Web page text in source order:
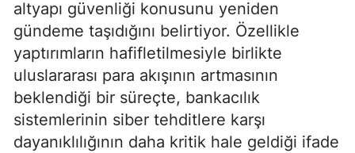
altyapı güvenliği konusunu yeniden
gündeme taşıdığını belirtiyor. Özellikle
yaptırımların hafifletilmesiyle birlikte
uluslararası para akışının artmasının
beklendiği bir süreçte, bankacılık
sistemlerinin siber tehditlere karşı
dayanıklılığının daha kritik hale geldiği ifade